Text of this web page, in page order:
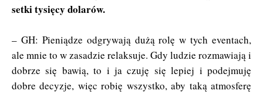
setki tysięcy dolarów.
– GH: Pieniądze odgrywają dużą rolę w tych eventach,
ale mnie to w zasadzie relaksuje. Gdy ludzie rozmawiają i
dobrze się bawią, to i ja czuję się lepiej i podejmuję
dobre decyzje, więc robię wszystko, aby taką atmosferę